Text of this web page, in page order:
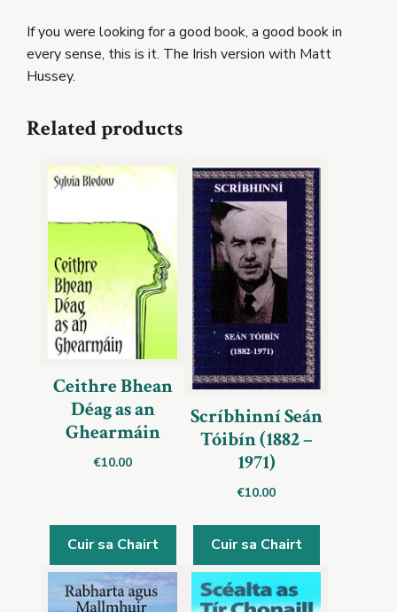
If you were looking for a good book, a good book in
every sense, this is it. The Irish version with Matt
Hussey.
Related products
Ceithre Bhean
Déag as an
Ghearmáin
€10.00
Cuir sa Chairt
Scríbhinní Seán
Tóibín (1882 –
1971)
€10.00
Cuir sa Chairt